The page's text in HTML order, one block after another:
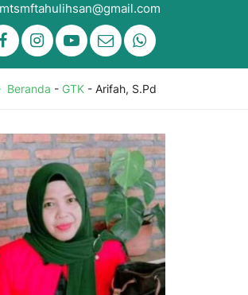
mtsmftahulihsan@gmail.com
Beranda - GTK- Arifah, S.Pd